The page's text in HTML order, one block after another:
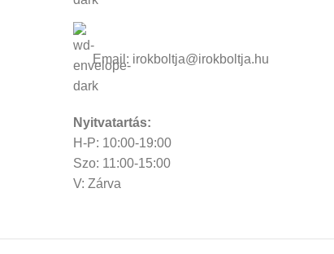
Email: irokboltja@irokboltja.hu
Nyitvatartás:
H-P: 10:00-19:00
Szo: 11:00-15:00
V: Zárva